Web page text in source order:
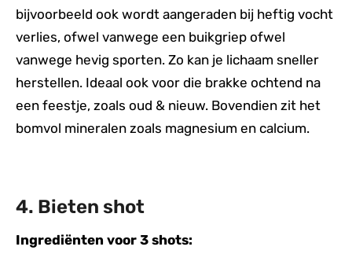
bijvoorbeeld ook wordt aangeraden bij heftig vocht
verlies, ofwel vanwege een buikgriep ofwel
vanwege hevig sporten. Zo kan je lichaam sneller
herstellen. Ideaal ook voor die brakke ochtend na
een feestje, zoals oud & nieuw. Bovendien zit het
bomvol mineralen zoals magnesium en calcium.
4. Bieten shot
Ingrediënten voor 3 shots: